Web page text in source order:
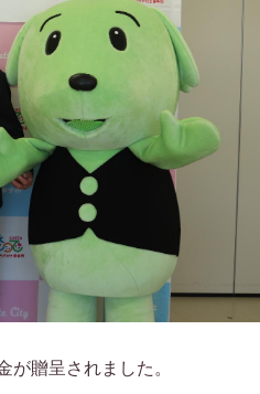
贈呈されました。